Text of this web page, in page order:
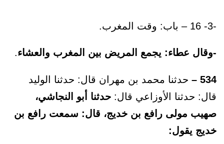
-3- 16 – باب: وقت المغرب.
-وقال عطاء: يجمع المريض بين المغرب والعشاء.
534 –
حدثنا محمد بن مهران قال: حدثنا الوليد
قال: حدثنا الأوزاعي قال: حدثنا أبو النجاشي،
صهيب مولى رافع بن خديج، قال: سمعت رافع بن
خديج يقول: